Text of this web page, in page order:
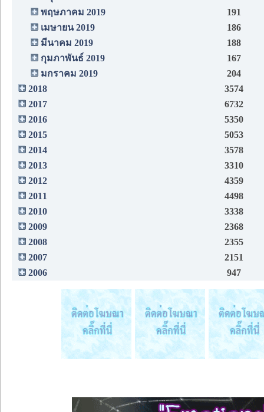
พฤษภาคม 2019
191
เมษายน 2019
186
มีนาคม 2019
188
กุมภาพันธ์ 2019
167
มกราคม 2019
204
2018
3574
2017
6732
2016
5350
2015
5053
2014
3578
2013
3310
2012
4359
2011
4498
2010
3338
2009
2368
2008
2355
2007
2151
2006
947